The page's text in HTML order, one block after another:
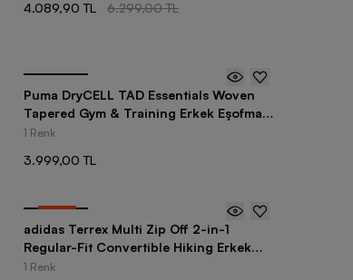
4.089,90 TL 6.299,00 TL
Puma DryCELL TAD Essentials Woven
Tapered Gym & Training Erkek Eşofman
Altı
1 Renk
3.999,00 TL
adidas Terrex Multi Zip Off 2-in-1
Regular-Fit Convertible Hiking Erkek
Pantolon
1 Renk